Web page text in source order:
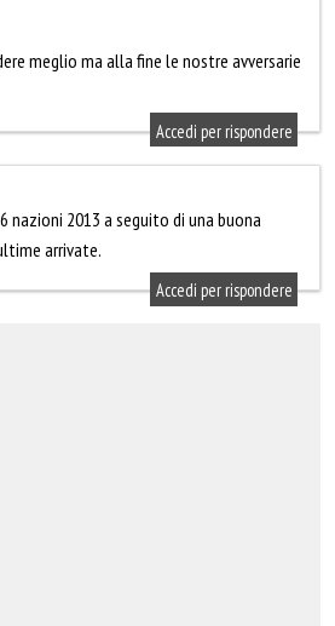
meglio ma alla fine le nostre avversarie
Accedi per rispondere
2013 a seguito di una buona
arrivate.
Accedi per rispondere